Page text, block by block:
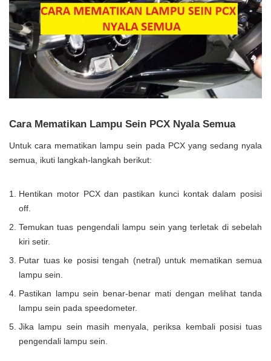
Cara Mematikan Lampu Sein PCX Nyala Semua
Untuk cara mematikan lampu sein pada PCX yang sedang nyala
semua, ikuti langkah-langkah berikut:
Hentikan motor PCX dan pastikan kunci kontak dalam posisi
off.
Temukan tuas pengendali lampu sein yang terletak di sebelah
kiri setir.
Putar tuas ke posisi tengah (netral) untuk mematikan semua
lampu sein.
Pastikan lampu sein benar-benar mati dengan melihat tanda
lampu sein pada speedometer.
Jika lampu sein masih menyala, periksa kembali posisi tuas
pengendali lampu sein.